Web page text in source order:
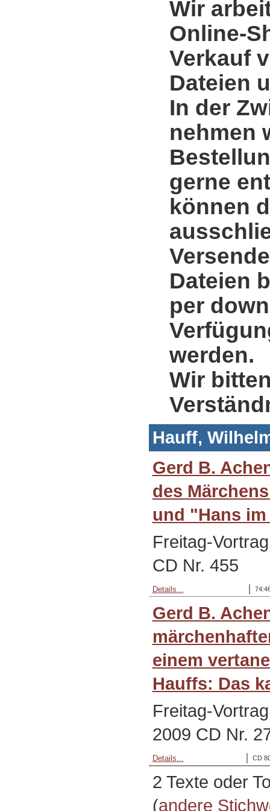
Wir
Online-
Verkauf
Dateien
In der
nehmen
gerne
können
Dateien
per
werden.
Wir
Hauff,
Gerd B.
des
und "Hans
Freitag-
CD Nr. 455
Details...
Gerd B.
einem
Hauffs: Das
Freitag-
2009 CD Nr.
CD
Details...
2 Texte oder
(andere